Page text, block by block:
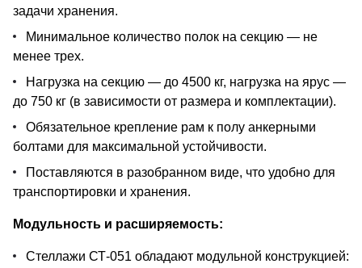
задачи хранения.
Минимальное количество полок на секцию — не
менее трех.
Нагрузка на секцию — до 4500 кг, нагрузка на ярус —
до 750 кг (в зависимости от размера и комплектации).
Обязательное крепление рам к полу анкерными
болтами для максимальной устойчивости.
Поставляются в разобранном виде, что удобно для
транспортировки и хранения.
Модульность и расширяемость:
Стеллажи СТ-051 обладают модульной конструкцией: